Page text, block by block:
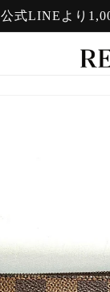
公式LINEより